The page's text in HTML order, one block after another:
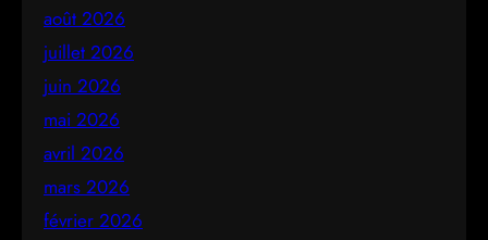
août 2026
juillet 2026
juin 2026
mai 2026
avril 2026
mars 2026
février 2026